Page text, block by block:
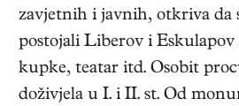
zavjetnih i javnih, otkriva da
postojali Liberov i
kupke, teatar itd. Osobit
doživjela u I. i II. st. Od